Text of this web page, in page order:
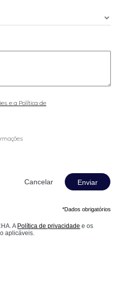
e a Política de
Enviar
*Dados obrigatórios
A Política de privacidade e os
aplicáveis.